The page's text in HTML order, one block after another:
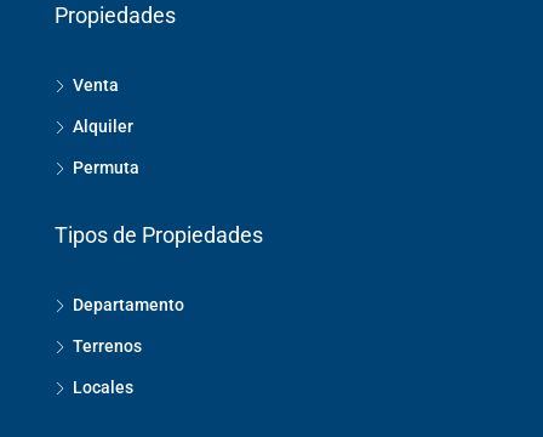
Propiedades
Venta
Alquiler
Permuta
Tipos de Propiedades
Departamento
Terrenos
Locales